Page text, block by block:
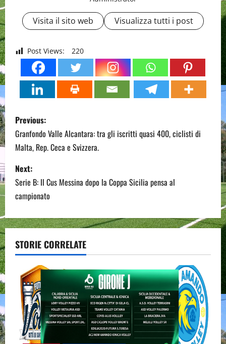
Visita il sito web Visualizza tutti i post
Post Views: 220
P
o
s
t
n
a
v
g
a
t
Previous:
Granfondo Valle Alcantara: tra gli iscritti quasi 400, ciclisti di
Malta, Rep. Ceca e Svizzera.
Next:
Serie B: Il Cus Messina dopo la Coppa Sicilia pensa al
campionato
STORIE CORRELATE